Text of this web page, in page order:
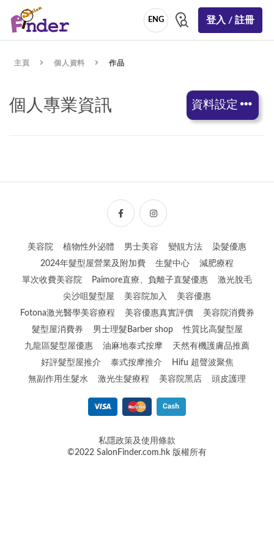
ENG 登入 / 註冊
主頁 個人資料 作品
個人專業資訊 資料設定
美容院 植物性外泌體 男士美容 變靚方法
染髮優惠
2024年髮型屋營業及附加費
生髮中心
減肥療程
單次收費美容院
Paimore直療、負離子直髮優惠
激光脫毛
尖沙咀髮型屋
美容院加入
美容優惠
Fotona激光醫學美容療程
美容優惠真實評價
美容院消費券
髮型屋消費券
男士理髮Barber shop
性質比高髮型屋
九龍區髮型屋優惠
油麻地泰式按摩
天然有機護膚品推薦
好評髮型屋推介
泰式按摩推介
Hifu 超聲波聚焦
無副作用生髮水
激光生髮療程 美容院黑店 頭皮護理
私隱政策及使用條款
©2022 SalonFinder.com.hk 版權所有